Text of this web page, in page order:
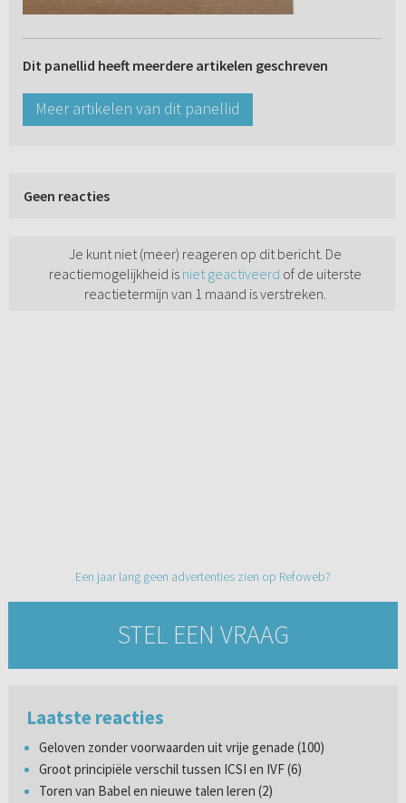
Dit panellid heeft meerdere artikelen geschreven
Meer artikelen van dit panellid
Geen reacties
Je kunt niet (meer) reageren op dit bericht. De
reactiemogelijkheid is niet geactiveerd of de uiterste
reactietermijn van 1 maand is verstreken.
Een jaar lang geen advertenties zien op Refoweb?
STEL EEN VRAAG
Laatste reacties
Geloven zonder voorwaarden uit vrije genade (100)
Groot principiële verschil tussen ICSI en IVF (6)
Toren van Babel en nieuwe talen leren (2)